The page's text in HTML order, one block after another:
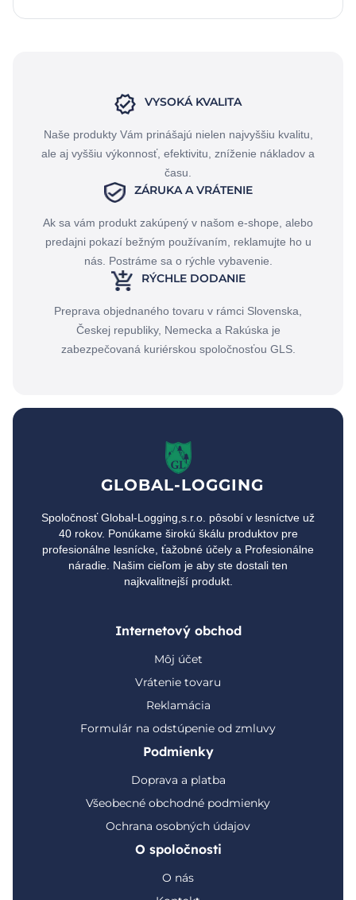
VYSOKÁ KVALITA
Naše produkty Vám prinášajú nielen najvyššiu kvalitu,
ale aj vyššiu výkonnosť, efektivitu, zníženie nákladov a
času.
ZÁRUKA A VRÁTENIE
Ak sa vám produkt zakúpený v našom e-shope, alebo
predajni pokazí bežným používaním, reklamujte ho u
nás. Postráme sa o rýchle vybavenie.
RÝCHLE DODANIE
Preprava objednaného tovaru v rámci Slovenska,
Českej republiky, Nemecka a Rakúska je
zabezpečovaná kuriérskou spoločnosťou GLS.
GLOBAL-LOGGING
Spoločnosť Global-Logging,s.r.o. pôsobí v lesníctve už
40 rokov. Ponúkame širokú škálu produktov pre
profesionálne lesnícke, ťažobné účely a Profesionálne
náradie. Našim cieľom je aby ste dostali ten
najkvalitnejší produkt.
Internetový obchod
Môj účet
Vrátenie tovaru
Reklamácia
Formulár na odstúpenie od zmluvy
Podmienky
Doprava a platba
Všeobecné obchodné podmienky
Ochrana osobných údajov
O spoločnosti
O nás